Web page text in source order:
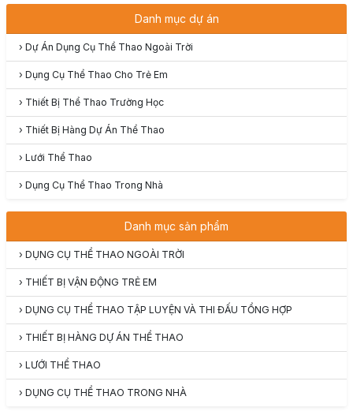
Danh mục dự án
› Dự Án Dụng Cụ Thể Thao Ngoài Trời
› Dụng Cụ Thể Thao Cho Trẻ Em
› Thiết Bị Thể Thao Trường Học
› Thiết Bị Hàng Dự Án Thể Thao
› Lưới Thể Thao
› Dụng Cụ Thể Thao Trong Nhà
Danh mục sản phẩm
› DỤNG CỤ THỂ THAO NGOÀI TRỜI
› THIẾT BỊ VẬN ĐỘNG TRẺ EM
› DỤNG CỤ THỂ THAO TẬP LUYỆN VÀ THI ĐẤU TỔNG HỢP
› THIẾT BỊ HÀNG DỰ ÁN THỂ THAO
› LƯỚI THỂ THAO
› DỤNG CỤ THỂ THAO TRONG NHÀ